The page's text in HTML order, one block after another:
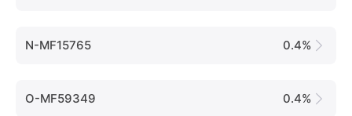
N-MF15765 0.4%
O-MF59349 0.4%